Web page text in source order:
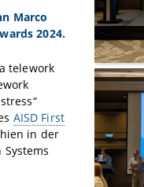
Marco
2024.
telework
AISD First
in der